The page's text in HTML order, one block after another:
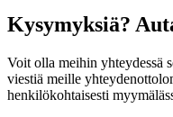
Kysymyksiä?
Voit olla meihin yhteydessä
viestiä meille
henkilökohtaisesti